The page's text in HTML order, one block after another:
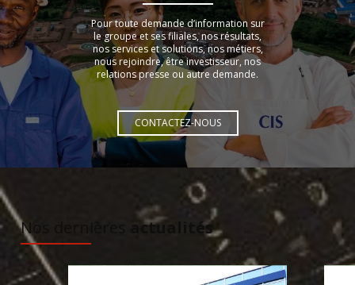
Pour toute demande d’information sur
le groupe et ses filiales, nos résultats,
nos services et solutions, nos métiers,
nous rejoindre, être investisseur, nos
relations presse ou autre demande.
CONTACTEZ-NOUS
Nos dernières actualités